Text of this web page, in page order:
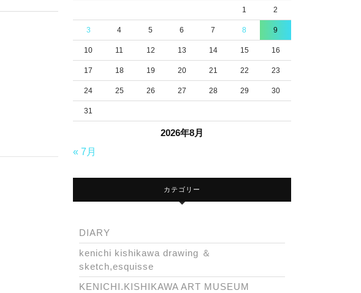
2026年8月
1 2
3 4 5 6 7 8 9
10 11 12 13 14 15 16
17 18 19 20 21 22 23
24 25 26 27 28 29 30
31
« 7月
カテゴリー
DIARY
kenichi kishikawa drawing ＆
sketch,esquisse
KENICHI.KISHIKAWA ART MUSEUM